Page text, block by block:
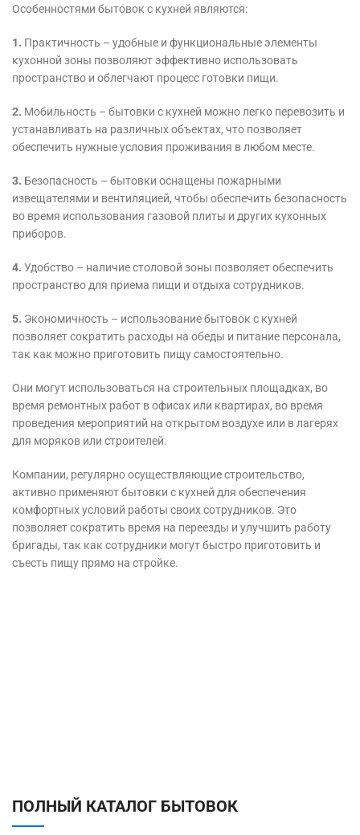
Особенностями бытовок с кухней являются:
1. Практичность – удобные и функциональные элементы
кухонной зоны позволяют эффективно использовать
пространство и облегчают процесс готовки пищи.
2. Мобильность – бытовки с кухней можно легко перевозить и
устанавливать на различных объектах, что позволяет
обеспечить нужные условия проживания в любом месте.
3. Безопасность – бытовки оснащены пожарными
извещателями и вентиляцией, чтобы обеспечить безопасность
во время использования газовой плиты и других кухонных
приборов.
4. Удобство – наличие столовой зоны позволяет обеспечить
пространство для приема пищи и отдыха сотрудников.
5. Экономичность – использование бытовок с кухней
позволяет сократить расходы на обеды и питание персонала,
так как можно приготовить пищу самостоятельно.
Они могут использоваться на строительных площадках, во
время ремонтных работ в офисах или квартирах, во время
проведения мероприятий на открытом воздухе или в лагерях
для моряков или строителей.
Компании, регулярно осуществляющие строительство,
активно применяют бытовки с кухней для обеспечения
комфортных условий работы своих сотрудников. Это
позволяет сократить время на переезды и улучшить работу
бригады, так как сотрудники могут быстро приготовить и
съесть пищу прямо на стройке.
ПОЛНЫЙ КАТАЛОГ БЫТОВОК